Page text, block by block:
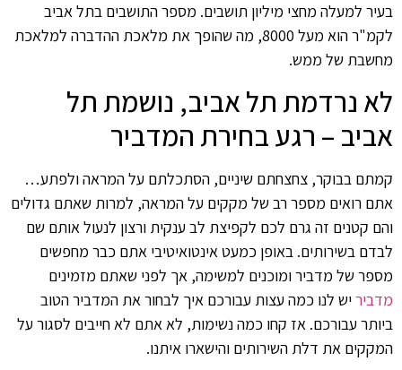
בעיר למעלה מחצי מיליון תושבים. מספר התושבים בתל אביב
לקמ"ר הוא מעל 8000, מה שהופך את מלאכת ההדברה למלאכת
מחשבת של ממש.
לא נרדמת תל אביב, נושמת תל
אביב – רגע בחירת המדביר
קמתם בבוקר, צחצחתם שיניים, הסתכלתם על המראה ולפתע…
אתם רואים מספר רב של מקקים על המראה, למרות שאתם גדולים
והם קטנים זה גרם לכם לקפיצת לב ענקית ורצון לנעול אותם שם
לבדם בשירותים. באופן כמעט אינטואיטיבי אתם כבר מחפשים
מספר של מדביר ומוכנים למשימה, אך לפני שאתם מזמינים
מדביריש לנו כמה עצות עבורכם איך לבחור את המדביר הטוב
ביותר עבורכם. אז קחו כמה נשימות, לא אתם לא חייבים לסגור על
המקקים את דלת השירותים והישארו איתנו.